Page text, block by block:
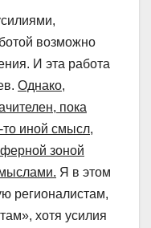
возможно
И эта работа
Однако,
пока
то иной смысл,
зоной
Я в этом
регионалистам,
хотя усилия